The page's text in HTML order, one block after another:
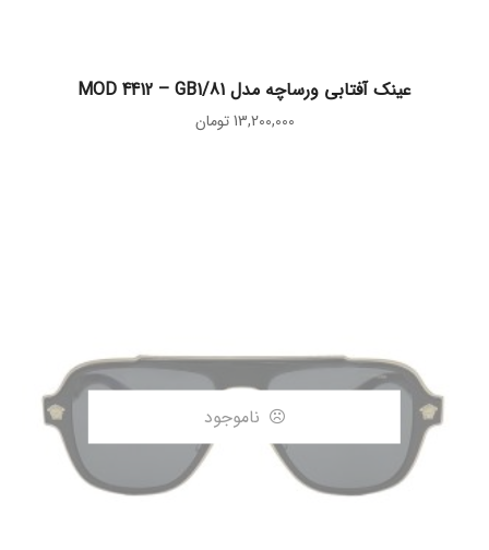
افزودن به سبد خرید
عینک آفتابی ورساچه مدل MOD 4412 – GB1/81
13,200,000 تومان
ناموجود